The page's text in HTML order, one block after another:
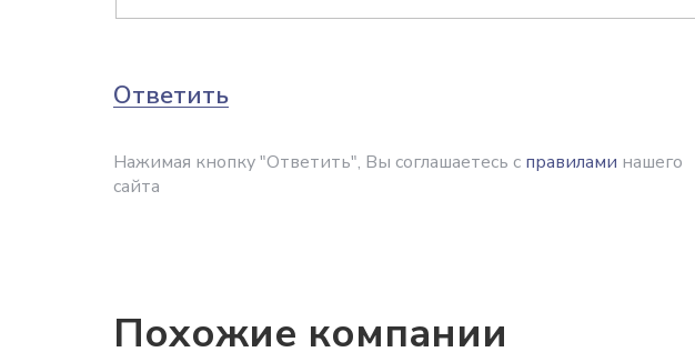
Ответить
Нажимая кнопку "Ответить", Вы соглашаетесь с правилами нашего
сайта
Похожие компании